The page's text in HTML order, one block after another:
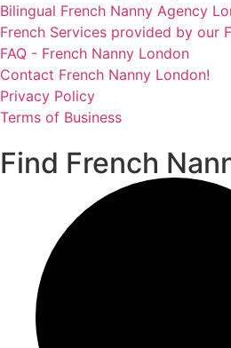
Bilingual French Nanny Agency
French Services provided by our
FAQ - French Nanny London
Contact French Nanny London!
Privacy Policy
Terms of Business
Find French